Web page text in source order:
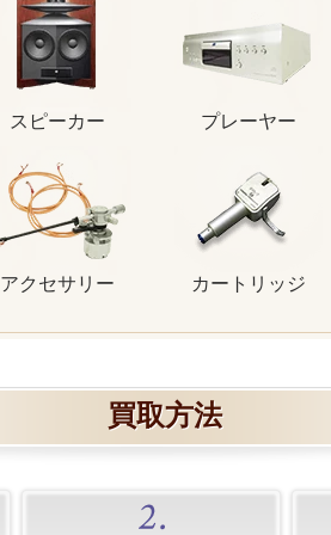
スピーカー プレーヤー
アクセサリー カートリッジ
買取方法